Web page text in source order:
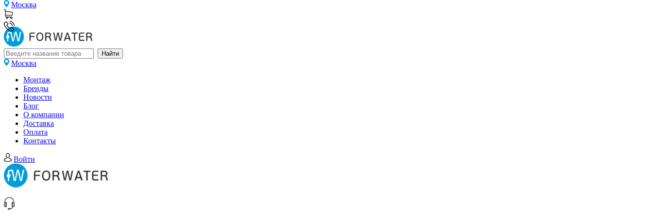
Москва
Москва
Монтаж
Бренды
Новости
Блог
О компании
Доставка
Оплата
Контакты
Войти